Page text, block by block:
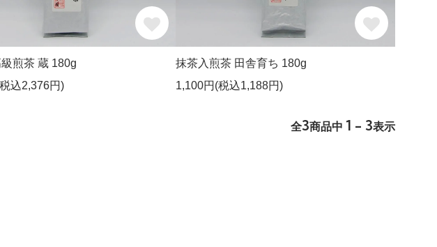
煎茶 蔵 180g
込2,376円)
抹茶入煎茶 田舎育ち 180g
1,100円(税込1,188円)
全3商品中 1 - 3表示